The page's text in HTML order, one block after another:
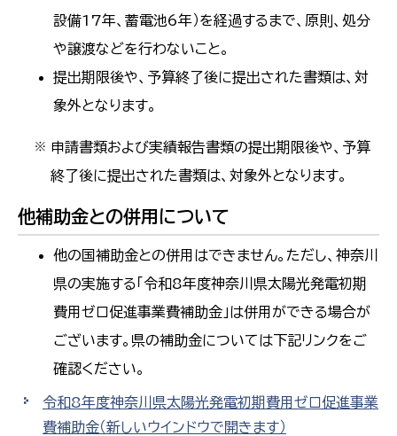
設備17年、蓄電池6年）を経過するまで、原則、処分
や譲渡などを行わないこと。
提出期限後や、予算終了後に提出された書類は、対
象外となります。
※ 申請書類および実績報告書類の提出期限後や、予算
終了後に提出された書類は、対象外となります。
他補助金との併用について
他の国補助金との併用はできません。ただし、神奈川
県の実施する「令和8年度神奈川県太陽光発電初期
費用ゼロ促進事業費補助金」は併用ができる場合が
ございます。県の補助金については下記リンクをご
確認ください。
令和8年度神奈川県太陽光発電初期費用ゼロ促進事業
費補助金（新しいウインドウで開きます）